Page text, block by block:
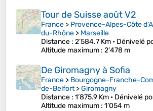
Tour de Suisse août V2
France > Provence-Alpes-Côte
du-Rhône > Marseille
Distance : 2’584.7 Km • Dénivelé
Altitude maximum : 2’478 m
De Giromagny à Sofia
France > Bourgogne-Franche-
de-Belfort>Giromagny
Distance : 1’875.9 Km • Dénivelé
Altitude maximum : 1’054 m